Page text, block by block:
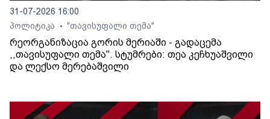
31-07-2026 16:00
პოლიტიკა
• "თავისუფალი თემა"
რეორგანიზაცია გორის მერიაში - გადაცემა
,,თავისუფალი თემა". სტუმრები: თეა კეჩხუაშვილი
და ლექსო მერებაშვილი